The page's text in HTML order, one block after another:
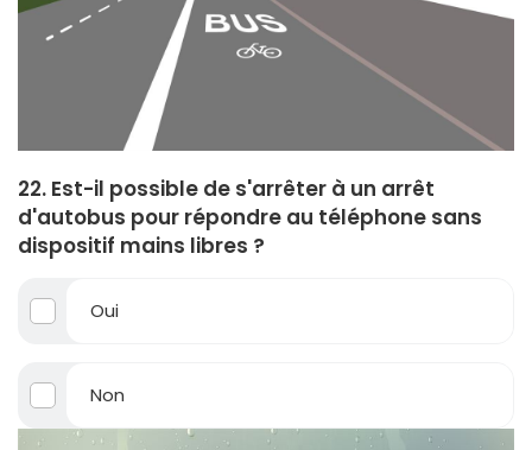
22. Est-il possible de s'arrêter à un arrêt
d'autobus pour répondre au téléphone sans
dispositif mains libres ?
Oui
Non